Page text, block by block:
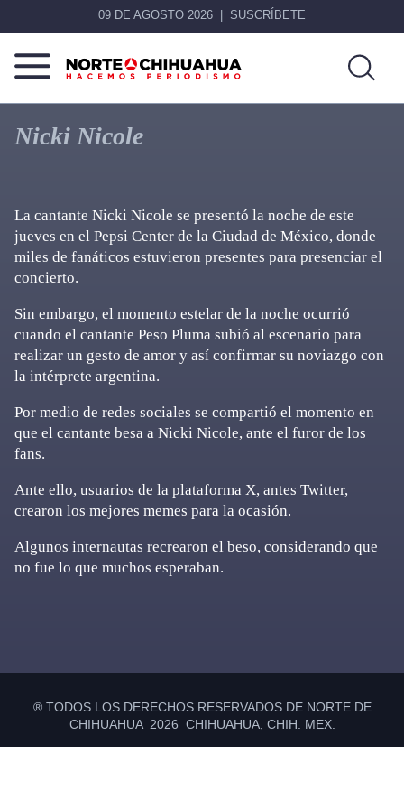
09 DE AGOSTO 2026 SUSCRÍBETE
Norte
De
Chihuahua
Más
que
noticias,
Nicki Nicole
La cantante Nicki Nicole se presentó la noche de este
jueves en el Pepsi Center de la Ciudad de México, donde
miles de fanáticos estuvieron presentes para presenciar el
concierto.
Sin embargo, el momento estelar de la noche ocurrió
cuando el cantante Peso Pluma subió al escenario para
realizar un gesto de amor y así confirmar su noviazgo con
la intérprete argentina.
Por medio de redes sociales se compartió el momento en
que el cantante besa a Nicki Nicole, ante el furor de los
fans.
Ante ello, usuarios de la plataforma X, antes Twitter,
crearon los mejores memes para la ocasión.
Algunos internautas recrearon el beso, considerando que
no fue lo que muchos esperaban.
® TODOS LOS DERECHOS RESERVADOS DE NORTE DE
CHIHUAHUA 2026 CHIHUAHUA, CHIH. MEX.